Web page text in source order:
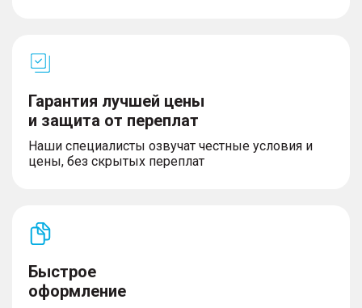
Гарантия лучшей цены
и защита от переплат
Наши специалисты озвучат честные условия и
цены, без скрытых переплат
Быстрое
оформление